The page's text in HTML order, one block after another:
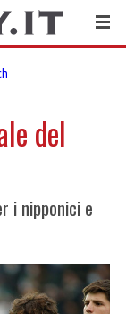
del
i nipponici e